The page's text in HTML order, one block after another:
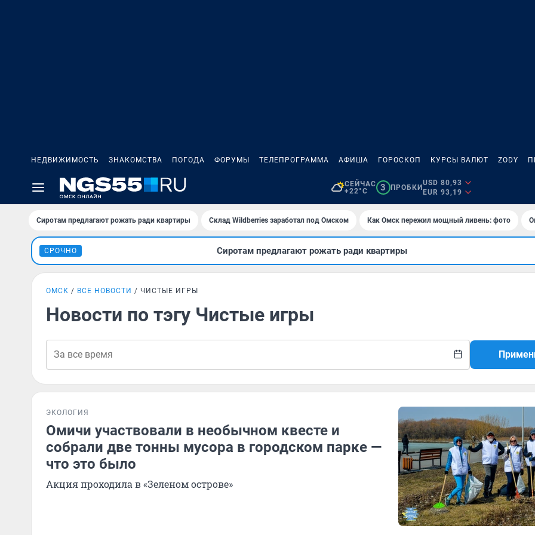
НЕДВИЖИМОСТЬ ЗНАКОМСТВА ПОГОДА ФОРУМЫ ТЕЛЕПРОГРАММА АФИША ГОРОСКОП КУРСЫ ВАЛЮТ ZODY
СЕЙЧАС
+22°C
3 ПРОБКИ
USD 80,93
EUR 93,19
Сиротам предлагают рожать ради квартиры Склад Wildberries заработал под Омском Как Омск пережил мощный ливень: фото
СРОЧНО Сиротам предлагают рожать ради квартиры
ОМСК ВСЕ НОВОСТИ ЧИСТЫЕ ИГРЫ
Новости по тэгу Чистые игры
ЭКОЛОГИЯ
Омичи участвовали в необычном квесте и
собрали две тонны мусора в городском парке —
что это было
Акция проходила в «Зеленом острове»